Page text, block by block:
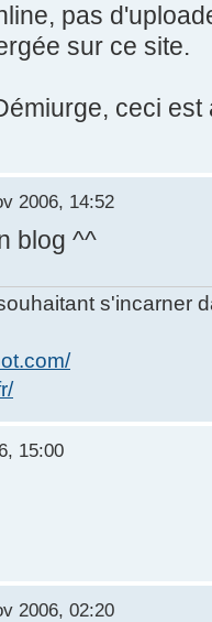
pas
sur ce site.
ceci
2006, 14:52
blog ^^
s'incarner
15:00
2006, 02:20